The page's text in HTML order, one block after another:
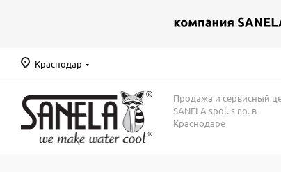
Краснодар
Продажа и сервисный
SANELA spol. s r.o. в
Краснодаре